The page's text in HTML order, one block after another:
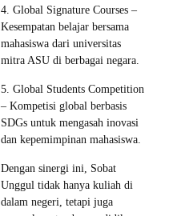
4. Global Signature Courses –
Kesempatan belajar bersama
mahasiswa dari universitas
mitra ASU di berbagai negara.
5. Global Students Competition
– Kompetisi global berbasis
SDGs untuk mengasah inovasi
dan kepemimpinan mahasiswa.
Dengan sinergi ini, Sobat
Unggul tidak hanya kuliah di
dalam negeri, tetapi juga